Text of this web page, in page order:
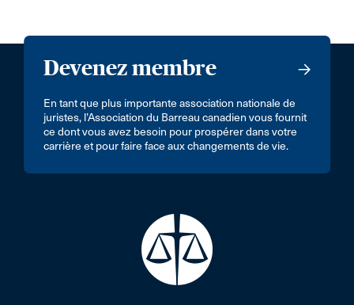
Devenez membre
En tant que plus importante association nationale de
juristes, l’Association du Barreau canadien vous fournit
ce dont vous avez besoin pour prospérer dans votre
carrière et pour faire face aux changements de vie.